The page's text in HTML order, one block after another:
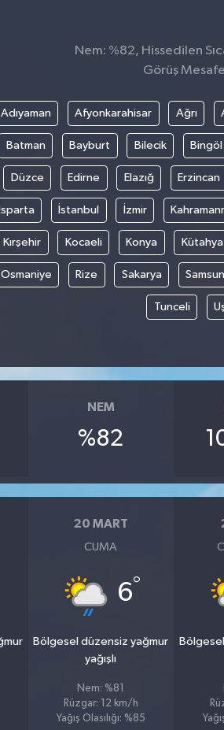
Nem: %82, Hissedilen
Görüş
Adıyaman Afyonkarahisar Ağrı
Batman Bayburt Bilecik Bingöl
Düzce Edirne Elazığ Erzincan
Isparta İstanbul İzmir
Kırşehir Kocaeli Konya Kütahya
Osmaniye Rize Sakarya Samsun
Tunceli
NEM
%82
20 MART
CUMA
6°
Bölgesel düzensiz yağmur
yağışlı
Nem: %81
Rüzgar: 12 km/h
Yağış Olasılığı: %85